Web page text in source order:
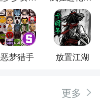
恶梦猎手 放置江湖
更多